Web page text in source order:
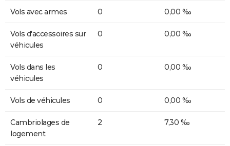
Vols avec armes 0 0,00 ‰
Vols d'accessoires sur
véhicules
0 0,00 ‰
Vols dans les
véhicules
0 0,00 ‰
Vols de véhicules 0 0,00 ‰
Cambriolages de
logement
2 7,30 ‰